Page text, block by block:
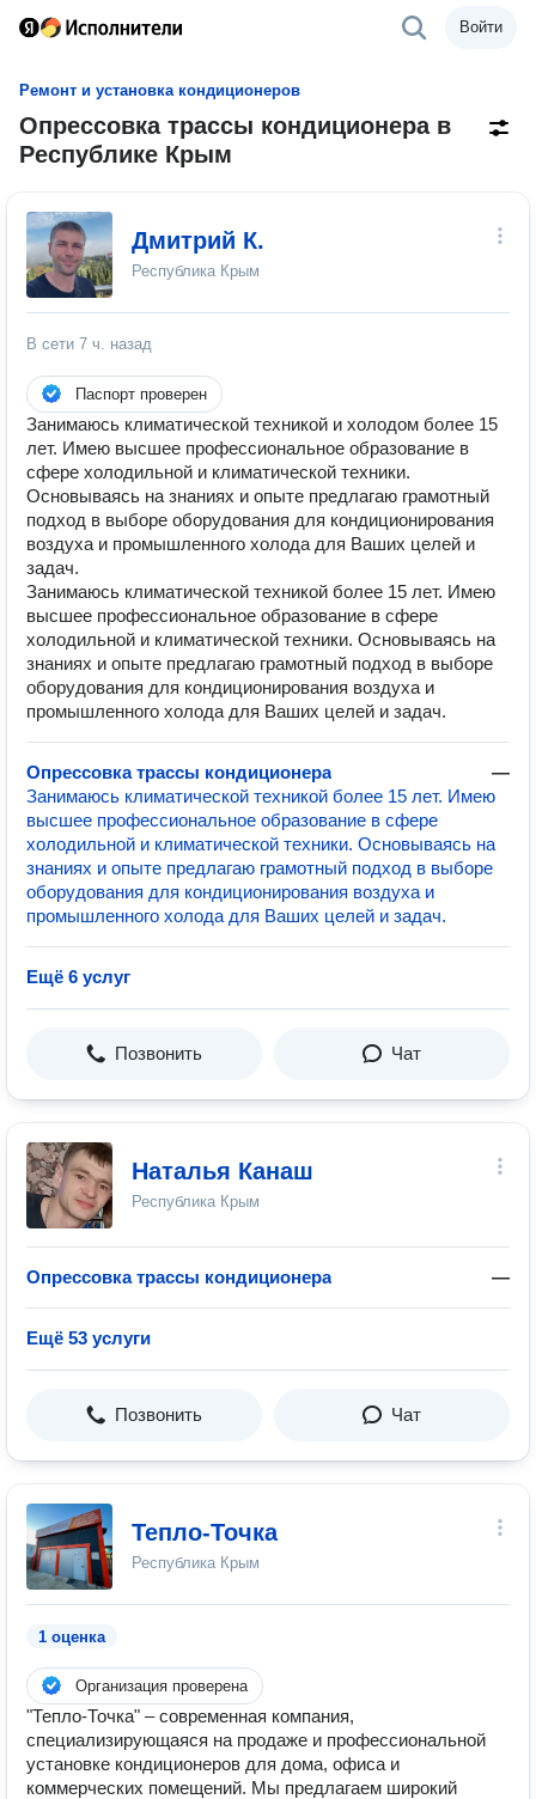
Войти
Ремонт и установка кондиционеров
Опрессовка трассы кондиционера в
Республике Крым
Дмитрий К.
Республика Крым
В сети 7 ч. назад
Паспорт проверен
Занимаюсь климатической техникой и холодом более 15
лет. Имею высшее профессиональное образование в
сфере холодильной и климатической техники.
Основываясь на знаниях и опыте предлагаю грамотный
подход в выборе оборудования для кондиционирования
воздуха и промышленного холода для Ваших целей и
задач.
Занимаюсь климатической техникой более 15 лет. Имею
высшее профессиональное образование в сфере
холодильной и климатической техники. Основываясь на
знаниях и опыте предлагаю грамотный подход в выборе
оборудования для кондиционирования воздуха и
промышленного холода для Ваших целей и задач.
Опрессовка трассы кондиционера
—
Занимаюсь климатической техникой более 15 лет. Имею
высшее профессиональное образование в сфере
холодильной и климатической техники. Основываясь на
знаниях и опыте предлагаю грамотный подход в выборе
оборудования для кондиционирования воздуха и
промышленного холода для Ваших целей и задач.
Ещё 6 услуг
Позвонить Чат
Наталья Канаш
Республика Крым
Опрессовка трассы кондиционера —
Ещё 53 услуги
Позвонить Чат
Тепло-Точка
Республика Крым
1 оценка
Организация проверена
"Тепло-Точка" – современная компания,
специализирующаяся на продаже и профессиональной
установке кондиционеров для дома, офиса и
коммерческих помещений. Мы предлагаем широкий